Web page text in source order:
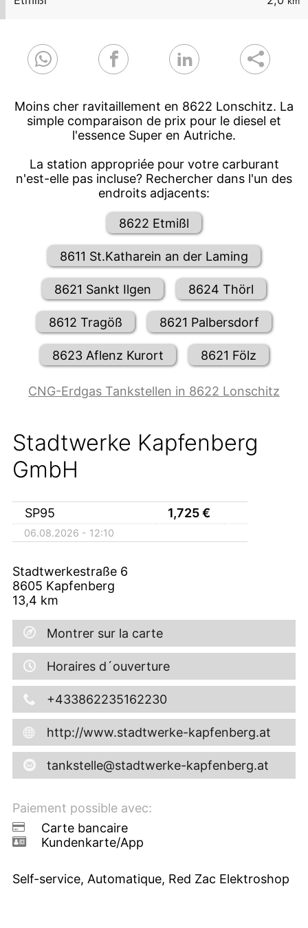
Moins cher ravitaillement en 8622 Lonschitz. La
simple comparaison de prix pour le diesel et
l'essence Super en Autriche.
La station appropriée pour votre carburant
n'est-elle pas incluse? Rechercher dans l'un des
endroits adjacents:
8622 Etmißl
8611 St.Katharein an der Laming
8621 Sankt Ilgen 8624 Thörl
8612 Tragöß 8621 Palbersdorf
8623 Aflenz Kurort 8621 Fölz
CNG-Erdgas Tankstellen in 8622 Lonschitz
Stadtwerke Kapfenberg
GmbH
SP95 1,725€
06.08.2026 - 12:10
Stadtwerkestraße 6
8605 Kapfenberg
13,4 km
Montrer sur la carte
Horaires d´ouverture
+433862235162230
http://www.stadtwerke-kapfenberg.at
tankstelle@stadtwerke-kapfenberg.at
Paiement possible avec:
Carte bancaire
Kundenkarte/App
Self-service, Automatique, Red Zac Elektroshop